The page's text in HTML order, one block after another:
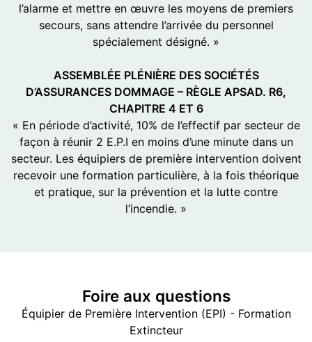
l’alarme et mettre en œuvre les moyens de premiers
secours, sans attendre l’arrivée du personnel
spécialement désigné. »
ASSEMBLÉE PLÉNIÈRE DES SOCIÉTÉS
D’ASSURANCES DOMMAGE – RÈGLE APSAD. R6,
CHAPITRE 4 ET 6
« En période d’activité, 10% de l’effectif par secteur de
façon à réunir 2 E.P.I en moins d’une minute dans un
secteur. Les équipiers de première intervention doivent
recevoir une formation particulière, à la fois théorique
et pratique, sur la prévention et la lutte contre
l’incendie. »
Foire aux questions
Équipier de Première Intervention (EPI) - Formation
Extincteur